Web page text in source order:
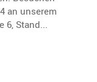
an unserem
6, Stand...